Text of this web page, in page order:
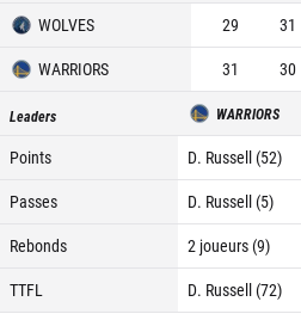
WOLVES 29 31
WARRIORS
31 30
Leaders WARRIORS
Points D. Russell (52)
Passes
D. Russell (5)
Rebonds
2 joueurs (9)
TTFL
D. Russell (72)